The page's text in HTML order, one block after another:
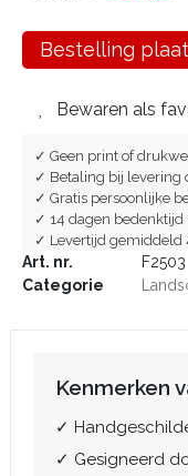
Bestelling
Bewaren als
✓ Geen print of
✓ Betaling bij levering
✓ Gratis persoonlijke
✓ 14 dagen bedenktijd
✓ Levertijd gemiddeld
Art. nr.
F2503
Categorie
Kenmerken
✓
✓ Gesigneerd